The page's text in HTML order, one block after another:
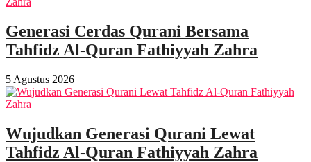
Generasi Cerdas Qurani Bersama
Tahfidz Al-Quran Fathiyyah Zahra
5 Agustus 2026
Wujudkan Generasi Qurani Lewat
Tahfidz Al-Quran Fathiyyah Zahra